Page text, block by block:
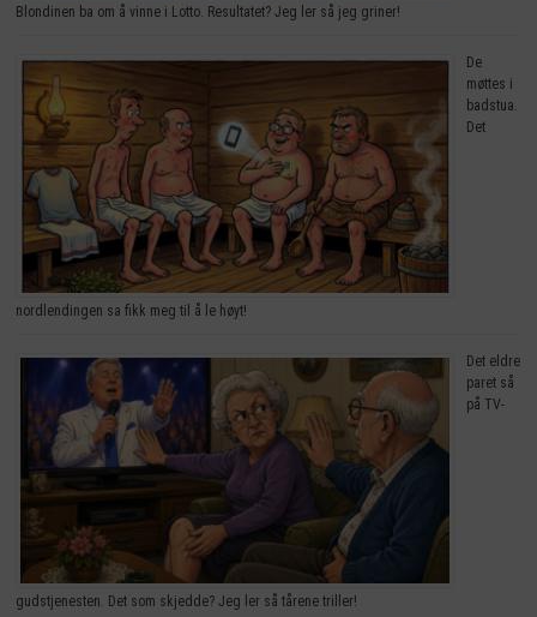
Blondinen ba om å vinne i Lotto. Resultatet? Jeg ler så jeg griner!
De
møttes i
badstua.
Det
nordlendingen sa fikk meg til å le høyt!
Det eldre
paret så
på TV-
gudstjenesten. Det som skjedde? Jeg ler så tårene triller!